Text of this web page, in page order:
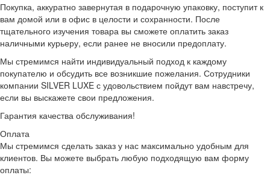
Покупка, аккуратно завернутая в подарочную упаковку, поступит к
вам домой или в офис в целости и сохранности. После
тщательного изучения товара вы сможете оплатить заказ
наличными курьеру, если ранее не вносили предоплату.
Мы стремимся найти индивидуальный подход к каждому
покупателю и обсудить все возникшие пожелания. Сотрудники
компании SILVER LUXE с удовольствием пойдут вам навстречу,
если вы выскажете свои предложения.
Гарантия качества обслуживания!
Оплата
Мы стремимся сделать заказ у нас максимально удобным для
клиентов. Вы можете выбрать любую подходящую вам форму
оплаты: